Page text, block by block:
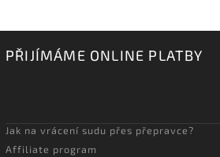
PŘIJÍMÁME ONLINE PLATBY
Jak na vrácení sudu přes přepravce?
Affiliate program